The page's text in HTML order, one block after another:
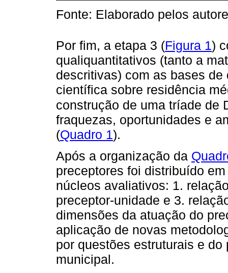
Fonte: Elaborado pelos
Por fim, a etapa 3 (Figura 1)
qualiquantitativos (tanto a
descritivas) com as bases
científica sobre residência
construção de uma tríade de
fraquezas, oportunidades e
(Quadro 1).
Após a organização da
preceptores foi distribuído
núcleos avaliativos: 1.
preceptor-unidade e 3.
dimensões da atuação do
aplicação de novas
por questões estruturais e
municipal.